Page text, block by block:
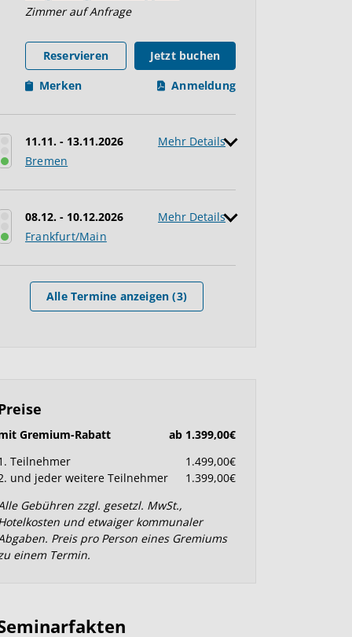
Zimmer auf Anfrage
Reservieren
Jetzt buchen
Merken
Anmeldung
11.11. - 13.11.2026
Bremen
Mehr Details
08.12. - 10.12.2026
Frankfurt/Main
Mehr Details
Alle Termine anzeigen (3)
Gremium-Rabatt
ab 1.399,00€
Teilnehmer
1.499,00€
und jeder weitere Teilnehmer
1.399,00€
Gebühren zzgl. gesetzl. MwSt.,
und etwaiger kommunaler
Preis pro Person eines Gremiums
einem Termin.